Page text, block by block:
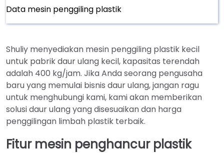
Data mesin penggiling plastik
Shuliy menyediakan mesin penggiling plastik kecil
untuk pabrik daur ulang kecil, kapasitas terendah
adalah 400 kg/jam. Jika Anda seorang pengusaha
baru yang memulai bisnis daur ulang, jangan ragu
untuk menghubungi kami, kami akan memberikan
solusi daur ulang yang disesuaikan dan harga
penggilingan limbah plastik terbaik.
Fitur mesin penghancur plastik